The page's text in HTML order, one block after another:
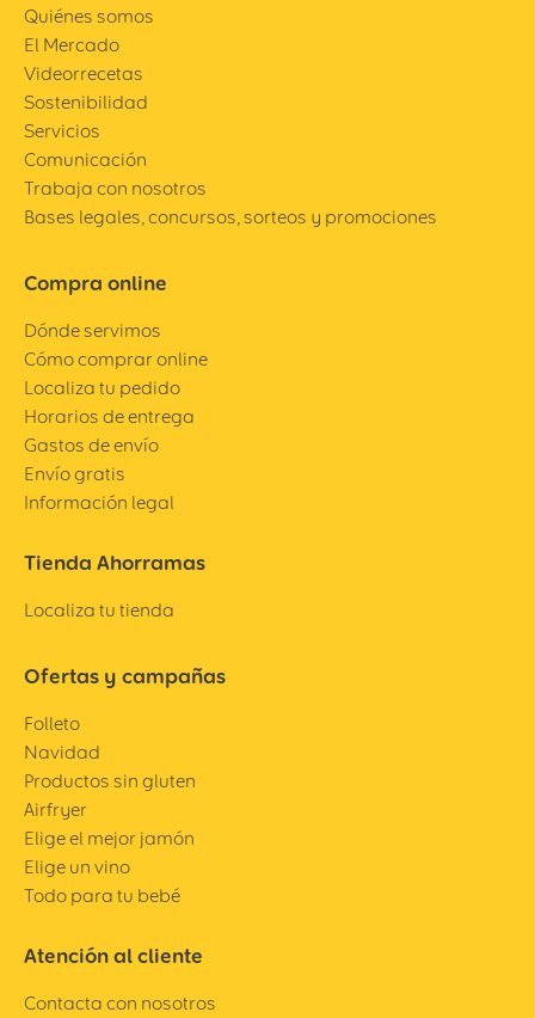
Quiénes somos
El Mercado
Videorrecetas
Sostenibilidad
Servicios
Comunicación
Trabaja con nosotros
Bases legales, concursos, sorteos y promociones
Compra online
Dónde servimos
Cómo comprar online
Localiza tu pedido
Horarios de entrega
Gastos de envío
Envío gratis
Información legal
Tienda Ahorramas
Localiza tu tienda
Ofertas y campañas
Folleto
Navidad
Productos sin gluten
Airfryer
Elige el mejor jamón
Elige un vino
Todo para tu bebé
Atención al cliente
Contacta con nosotros